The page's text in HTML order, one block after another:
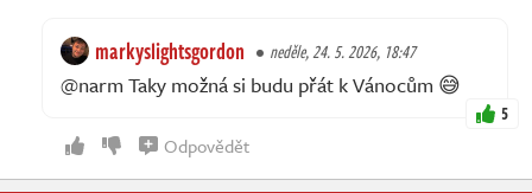
markyslightsgordon neděle, 24. 5. 2026, 18:47
@narm Taky možná si budu přát k Vánocům 😅
5
Odpovědět